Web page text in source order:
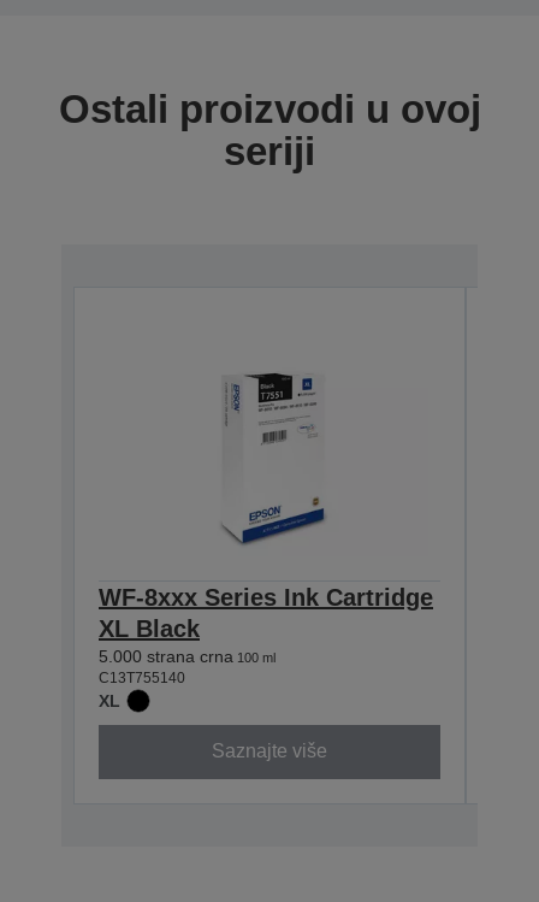
Ostali proizvodi u ovoj
seriji
WF-8xxx Series Ink Cartridge
XL Black
5.000 strana crna 100 ml
C13T755140
XL
Saznajte više